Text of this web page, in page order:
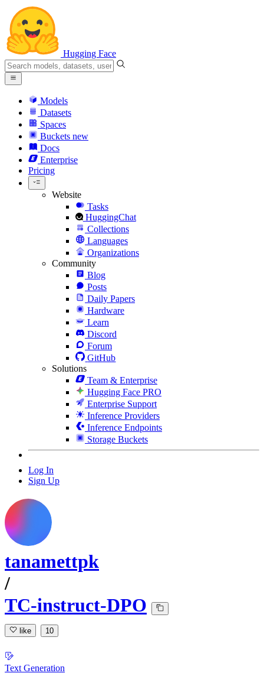
Hugging Face
Models
Datasets
Spaces
Buckets new
Docs
Enterprise
Pricing
Website
Tasks
HuggingChat
Collections
Languages
Organizations
Community
Blog
Posts
Daily Papers
Hardware
Learn
Discord
Forum
GitHub
Solutions
Team & Enterprise
Hugging Face PRO
Enterprise Support
Inference Providers
Inference Endpoints
Storage Buckets
Log In
Sign Up
tanamettpk
/
TC-instruct-DPO
like 10
Text Generation